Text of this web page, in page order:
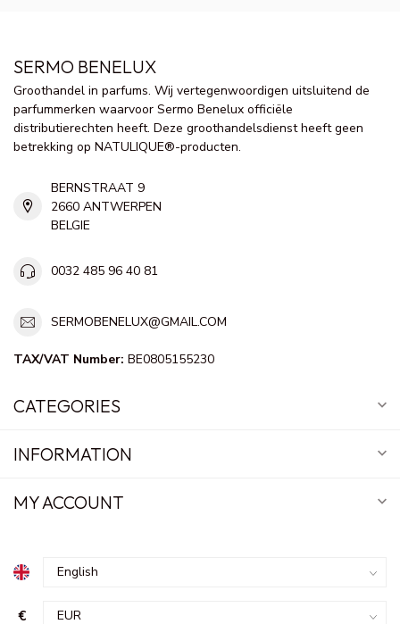
SERMO BENELUX
Groothandel in parfums. Wij vertegenwoordigen uitsluitend de
parfummerken waarvoor Sermo Benelux officiële
distributierechten heeft. Deze groothandelsdienst heeft geen
betrekking op NATULIQUE®-producten.
BERNSTRAAT 9
2660 ANTWERPEN
BELGIE
0032 485 96 40 81
SERMOBENELUX@GMAIL.COM
TAX/VAT Number: BE0805155230
CATEGORIES
INFORMATION
MY ACCOUNT
€